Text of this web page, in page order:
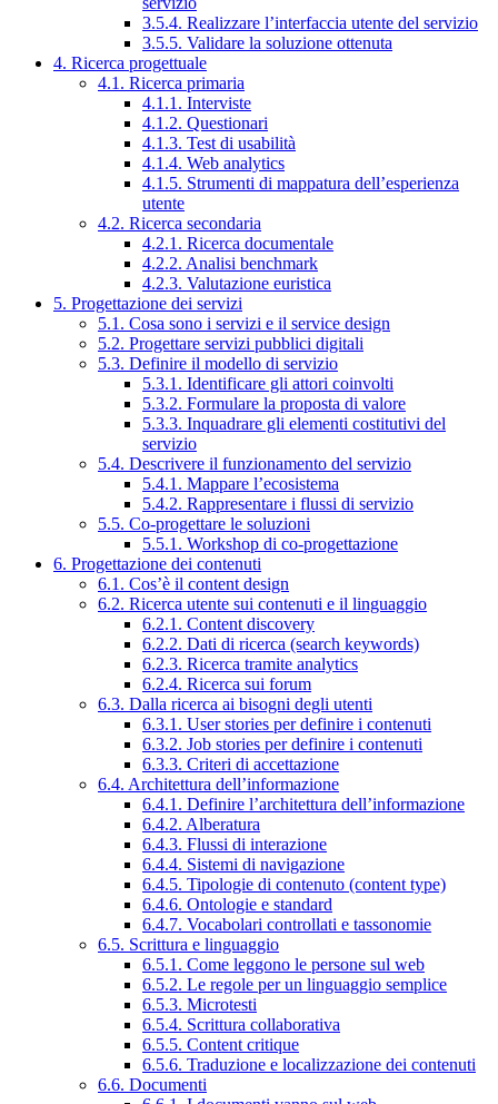
3.5.4. Realizzare l’interfaccia utente del servizio
3.5.5. Validare la soluzione ottenuta
4. Ricerca progettuale
4.1. Ricerca primaria
4.1.1. Interviste
4.1.2. Questionari
4.1.3. Test di usabilità
4.1.4. Web analytics
4.1.5. Strumenti di mappatura dell’esperienza
utente
4.2. Ricerca secondaria
4.2.1. Ricerca documentale
4.2.2. Analisi benchmark
4.2.3. Valutazione euristica
5. Progettazione dei servizi
5.1. Cosa sono i servizi e il service design
5.2. Progettare servizi pubblici digitali
5.3. Definire il modello di servizio
5.3.1. Identificare gli attori coinvolti
5.3.2. Formulare la proposta di valore
5.3.3. Inquadrare gli elementi costitutivi del
servizio
5.4. Descrivere il funzionamento del servizio
5.4.1. Mappare l’ecosistema
5.4.2. Rappresentare i flussi di servizio
5.5. Co-progettare le soluzioni
5.5.1. Workshop di co-progettazione
6. Progettazione dei contenuti
6.1. Cos’è il content design
6.2. Ricerca utente sui contenuti e il linguaggio
6.2.1. Content discovery
6.2.2. Dati di ricerca (search keywords)
6.2.3. Ricerca tramite analytics
6.2.4. Ricerca sui forum
6.3. Dalla ricerca ai bisogni degli utenti
6.3.1. User stories per definire i contenuti
6.3.2. Job stories per definire i contenuti
6.3.3. Criteri di accettazione
6.4. Architettura dell’informazione
6.4.1. Definire l’architettura dell’informazione
6.4.2. Alberatura
6.4.3. Flussi di interazione
6.4.4. Sistemi di navigazione
6.4.5. Tipologie di contenuto (content type)
6.4.6. Ontologie e standard
6.4.7. Vocabolari controllati e tassonomie
6.5. Scrittura e linguaggio
6.5.1. Come leggono le persone sul web
6.5.2. Le regole per un linguaggio semplice
6.5.3. Microtesti
6.5.4. Scrittura collaborativa
6.5.5. Content critique
6.5.6. Traduzione e localizzazione dei contenuti
6.6. Documenti